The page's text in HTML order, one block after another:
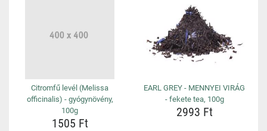
Citromfű levél (Melissa
officinalis) - gyógynövény,
100g
1505 Ft
EARL GREY - MENNYEI VIRÁG
- fekete tea, 100g
2993 Ft